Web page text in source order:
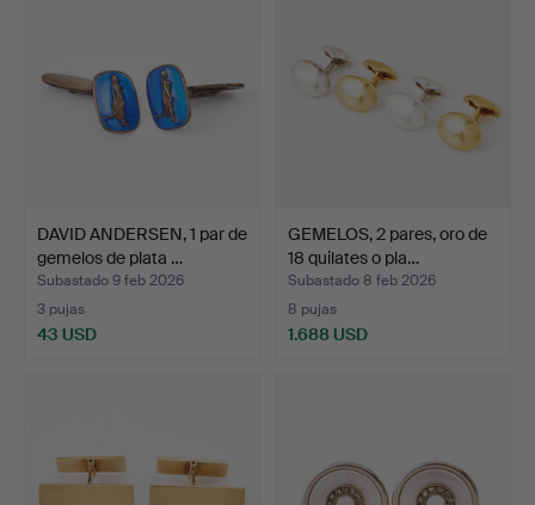
DAVID ANDERSEN, 1 par de
gemelos de plata …
Subastado 9 feb 2026
3 pujas
43 USD
GEMELOS, 2 pares, oro de
18 quilates o pla…
Subastado 8 feb 2026
8 pujas
1.688 USD